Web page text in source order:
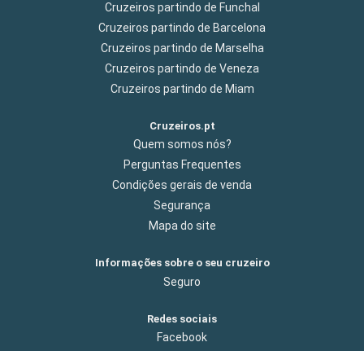
Cruzeiros partindo de Funchal
Cruzeiros partindo de Barcelona
Cruzeiros partindo de Marselha
Cruzeiros partindo de Veneza
Cruzeiros partindo de Miam
Cruzeiros.pt
Quem somos nós?
Perguntas Frequentes
Condições gerais de venda
Segurança
Mapa do site
Informações sobre o seu cruzeiro
Seguro
Redes sociais
Facebook